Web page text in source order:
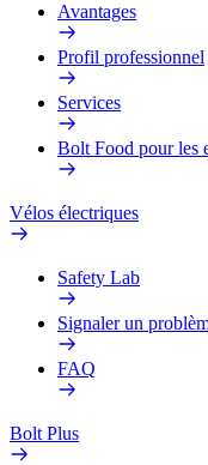
Avantages
Profil professionnel
Services
Bolt Food pour les
Vélos électriques
Safety Lab
Signaler un
FAQ
Bolt Plus